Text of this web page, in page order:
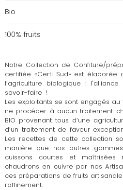
Bio
100% fruits
Notre Collection de Confiture/
certifiée «Certi Sud» est élaborée
l’agriculture biologique :
savoir-faire !
Les exploitants se sont engagés au
ne procéder à aucun traitement
BIO provenant tous d’une
d’un traitement de faveur
Les recettes de cette collection
manière que nos autres
cuissons courtes et
chaudrons en cuivre par nos
ces préparations de fruits
raffinement.